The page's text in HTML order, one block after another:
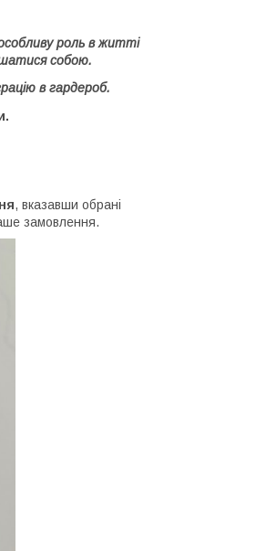
роль в житті
собою.
в гардероб.
, вказавши обрані
замовлення.